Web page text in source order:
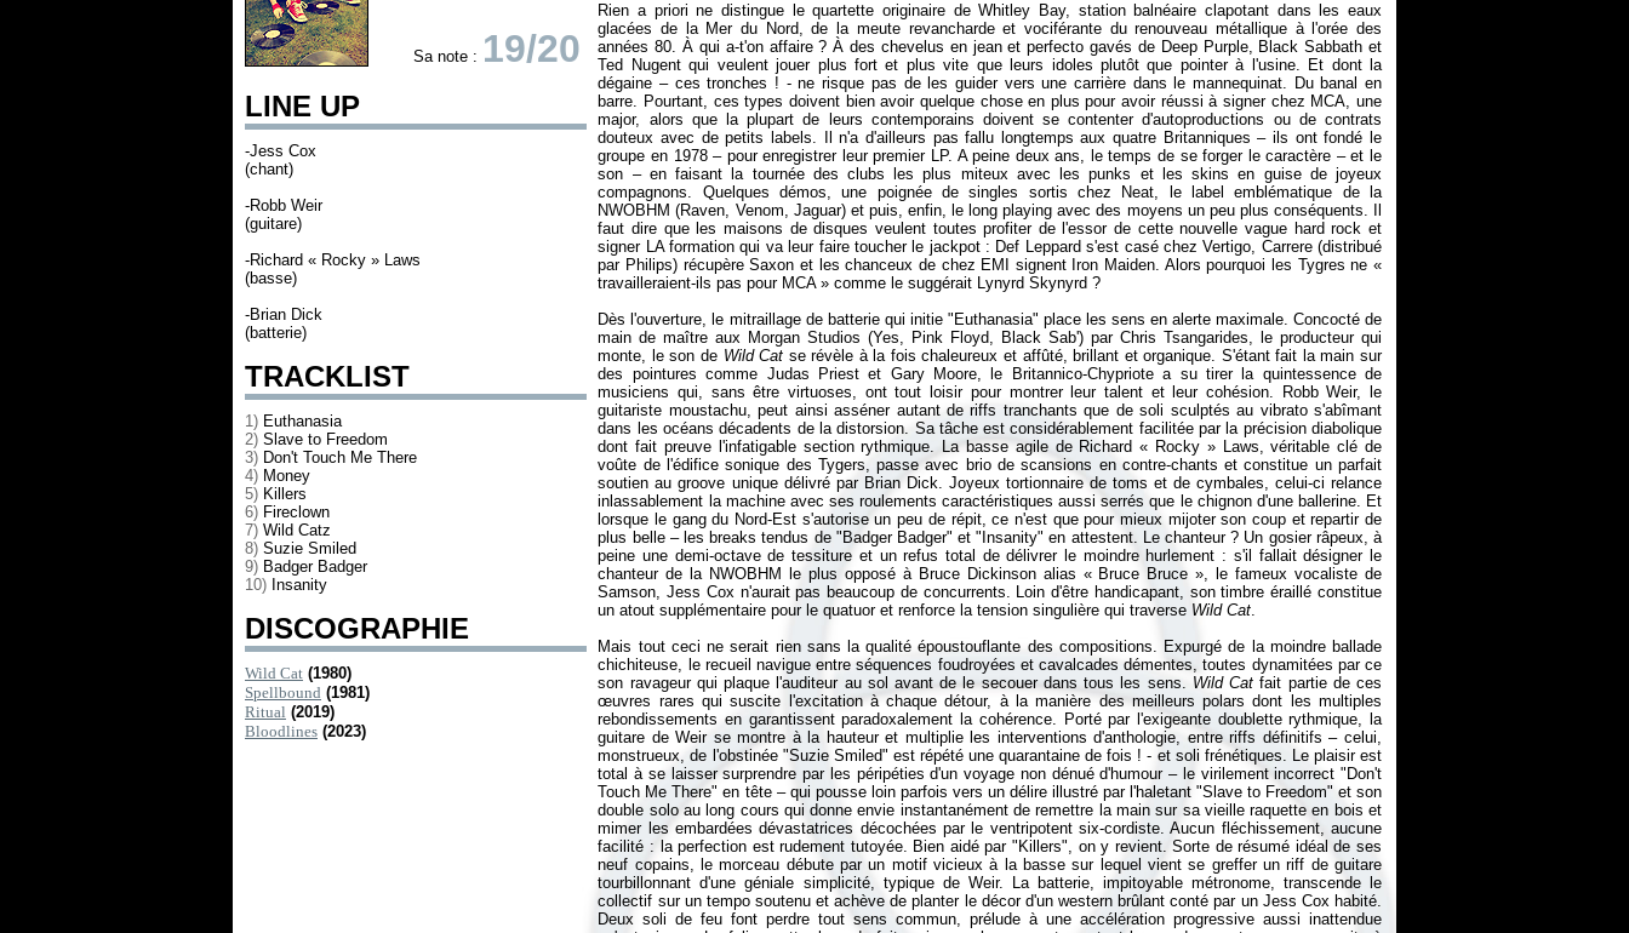
Sa note : 19/20
LINE UP
-Jess Cox
(chant)
-Robb Weir
(guitare)
-Richard « Rocky » Laws
(basse)
-Brian Dick
(batterie)
TRACKLIST
1) Euthanasia
2) Slave to Freedom
3) Don't Touch Me There
4) Money
5) Killers
6) Fireclown
7) Wild Catz
8) Suzie Smiled
9) Badger Badger
10) Insanity
DISCOGRAPHIE
Wild Cat (1980)
Spellbound (1981)
Ritual (2019)
Bloodlines (2023)
Rien a priori ne distingue le quartette originaire de Whitley Bay, station balnéaire clapotant dans les eaux
glacées de la Mer du Nord, de la meute revancharde et vociférante du renouveau métallique à l'orée des
années 80. À qui a-t'on affaire ? À des chevelus en jean et perfecto gavés de Deep Purple, Black Sabbath et
Ted Nugent qui veulent jouer plus fort et plus vite que leurs idoles plutôt que pointer à l'usine. Et dont la
dégaine – ces tronches ! - ne risque pas de les guider vers une carrière dans le mannequinat. Du banal en
barre. Pourtant, ces types doivent bien avoir quelque chose en plus pour avoir réussi à signer chez MCA, une
major, alors que la plupart de leurs contemporains doivent se contenter d'autoproductions ou de contrats
douteux avec de petits labels. Il n'a d'ailleurs pas fallu longtemps aux quatre Britanniques – ils ont fondé le
groupe en 1978 – pour enregistrer leur premier LP. A peine deux ans, le temps de se forger le caractère – et le
son – en faisant la tournée des clubs les plus miteux avec les punks et les skins en guise de joyeux
compagnons. Quelques démos, une poignée de singles sortis chez Neat, le label emblématique de la
NWOBHM (Raven, Venom, Jaguar) et puis, enfin, le long playing avec des moyens un peu plus conséquents. Il
faut dire que les maisons de disques veulent toutes profiter de l'essor de cette nouvelle vague hard rock et
signer LA formation qui va leur faire toucher le jackpot : Def Leppard s'est casé chez Vertigo, Carrere (distribué
par Philips) récupère Saxon et les chanceux de chez EMI signent Iron Maiden. Alors pourquoi les Tygres ne «
travailleraient-ils pas pour MCA» comme le suggérait Lynyrd Skynyrd ?
Dès l'ouverture, le mitraillage de batterie qui initie "Euthanasia" place les sens en alerte maximale. Concocté de
main de maître aux Morgan Studios (Yes, Pink Floyd, Black Sab') par Chris Tsangarides, le producteur qui
monte, le son de Wild Cat se révèle à la fois chaleureux et affûté, brillant et organique. S'étant fait la main sur
des pointures comme Judas Priest et Gary Moore, le Britannico-Chypriote a su tirer la quintessence de
musiciens qui, sans être virtuoses, ont tout loisir pour montrer leur talent et leur cohésion. Robb Weir, le
guitariste moustachu, peut ainsi asséner autant de riffs tranchants que de soli sculptés au vibrato s'abîmant
dans les océans décadents de la distorsion. Sa tâche est considérablement facilitée par la précision diabolique
dont fait preuve l'infatigable section rythmique. La basse agile de Richard « Rocky » Laws, véritable clé de
voûte de l'édifice sonique des Tygers, passe avec brio de scansions en contre-chants et constitue un parfait
soutien au groove unique délivré par Brian Dick. Joyeux tortionnaire de toms et de cymbales, celui-ci relance
inlassablement la machine avec ses roulements caractéristiques aussi serrés que le chignon d'une ballerine. Et
lorsque le gang du Nord-Est s'autorise un peu de répit, ce n'est que pour mieux mijoter son coup et repartir de
plus belle – les breaks tendus de "Badger Badger" et "Insanity" en attestent. Le chanteur ? Un gosier râpeux, à
peine une demi-octave de tessiture et un refus total de délivrer le moindre hurlement : s'il fallait désigner le
chanteur de la NWOBHM le plus opposé à Bruce Dickinson alias « Bruce Bruce», le fameux vocaliste de
Samson, Jess Cox n'aurait pas beaucoup de concurrents. Loin d'être handicapant, son timbre éraillé constitue
un atout supplémentaire pour le quatuor et renforce la tension singulière qui traverse Wild Cat.
Mais tout ceci ne serait rien sans la qualité époustouflante des compositions. Expurgé de la moindre ballade
chichiteuse, le recueil navigue entre séquences foudroyées et cavalcades démentes, toutes dynamitées par ce
son ravageur qui plaque l'auditeur au sol avant de le secouer dans tous les sens. Wild Cat fait partie de ces
œuvres rares qui suscite l'excitation à chaque détour, à la manière des meilleurs polars dont les multiples
rebondissements en garantissent paradoxalement la cohérence. Porté par l'exigeante doublette rythmique, la
guitare de Weir se montre à la hauteur et multiplie les interventions d'anthologie, entre riffs définitifs – celui,
monstrueux, de l'obstinée "Suzie Smiled" est répété une quarantaine de fois ! - et soli frénétiques. Le plaisir est
total à se laisser surprendre par les péripéties d'un voyage non dénué d'humour – le virilement incorrect "Don't
Touch Me There" en tête – qui pousse loin parfois vers un délire illustré par l'haletant "Slave to Freedom" et son
double solo au long cours qui donne envie instantanément de remettre la main sur sa vieille raquette en bois et
mimer les embardées dévastatrices décochées par le ventripotent six-cordiste. Aucun fléchissement, aucune
facilité : la perfection est rudement tutoyée. Bien aidé par "Killers", on y revient. Sorte de résumé idéal de ses
neuf copains, le morceau débute par un motif vicieux à la basse sur lequel vient se greffer un riff de guitare
tourbillonnant d'une géniale simplicité, typique de Weir. La batterie, impitoyable métronome, transcende le
collectif sur un tempo soutenu et achève de planter le décor d'un western brûlant conté par un Jess Cox habité.
Deux soli de feu font perdre tout sens commun, prélude à une accélération progressive aussi inattendue